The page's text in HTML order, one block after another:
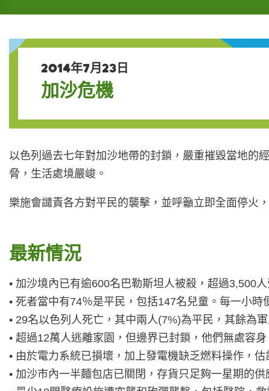
2014年7月23日
加沙危機
以色列過去七年對加沙地帶的封鎖，嚴重摧毀當地的
脅，生活處境嚴峻。
樂施會譴責各方對平民的襲擊，並呼籲立即全面停火
最新情況
• 加沙境內已有逾600名巴勒斯坦人被殺，超過3,500
• 死者當中有74％是平民，包括147名兒童。每一小時
• 29名以色列人死亡，其中兩人(7%)為平民，其餘為
• 超過12萬人逃離家園，但邊界已封鎖，他們無處容
• 由於電力系統已損壞，加上發電機缺乏燃料操作，
• 加沙市內一半麵包店已關閉，存貨只足夠一星期的